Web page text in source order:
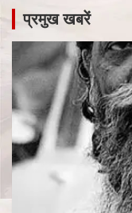
प्रमुख खबरें